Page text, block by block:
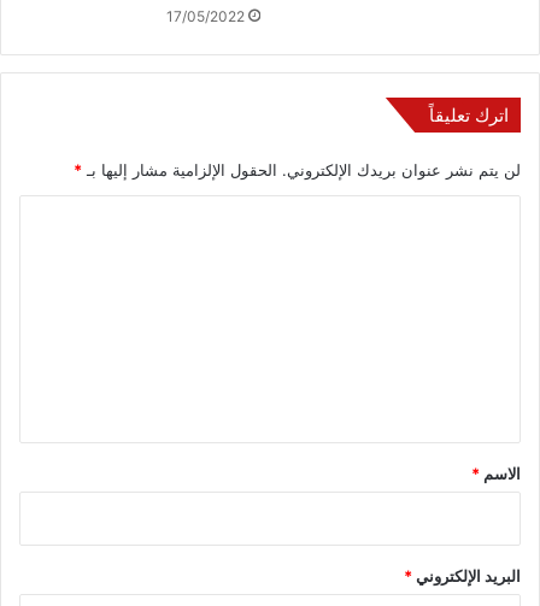
17/05/2022
اترك تعليقاً
لن يتم نشر عنوان بريدك الإلكتروني. الحقول الإلزامية مشار إليها بـ *
*
الاسم *
البريد الإلكتروني*